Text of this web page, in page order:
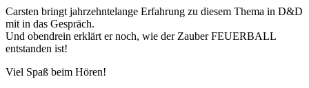
Carsten bringt jahrzehntelange Erfahrung zu diesem Thema in D&D
mit in das Gespräch.
Und obendrein erklärt er noch, wie der Zauber FEUERBALL
entstanden ist!
Viel Spaß beim Hören!